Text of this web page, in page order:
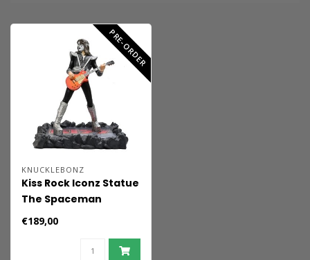
PRE-ORDER
KNUCKLEBONZ
Kiss Rock Iconz Statue
The Spaceman
(Destroyer) 22 cm
€189,00